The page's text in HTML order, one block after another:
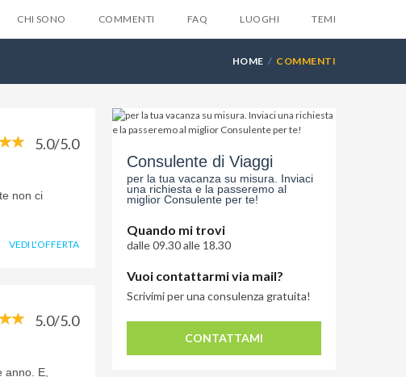
qui la tua email e ti invieremo
6 suggerimentiche
nessuno ti dara mai...
CHI SONO COMMENTI FAQ LUOGHI TEMI
HOME COMMENTI
5.0/5.0
non ci
VEDI L'OFFERTA
5.0/5.0
E,
Consulente di Viaggi
per la tua vacanza su misura. Inviaci
una richiesta e la passeremo al
miglior Consulente per te!
Quando mi trovi
dalle 09.30 alle 18.30
Vuoi contattarmi via mail?
Scrivimi per una consulenza gratuita!
CONTATTAMI